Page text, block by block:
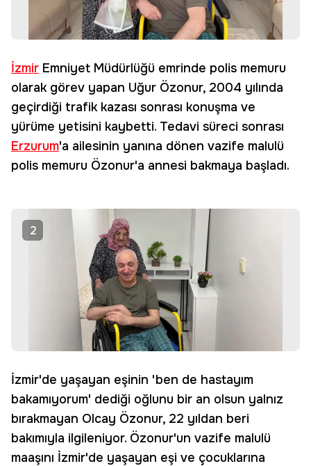
İzmir Emniyet Müdürlüğü emrinde polis memuru
olarak görev yapan Uğur Özonur, 2004 yılında
geçirdiği trafik kazası sonrası konuşma ve
yürüme yetisini kaybetti. Tedavi süreci sonrası
Erzurum'a ailesinin yanına dönen vazife malulü
polis memuru Özonur'a annesi bakmaya başladı.
2
İzmir'de yaşayan eşinin 'ben de hastayım
bakamıyorum' dediği oğlunu bir an olsun yalnız
bırakmayan Olcay Özonur, 22 yıldan beri
bakımıyla ilgileniyor. Özonur'un vazife malulü
maaşını İzmir'de yaşayan eşi ve çocuklarına